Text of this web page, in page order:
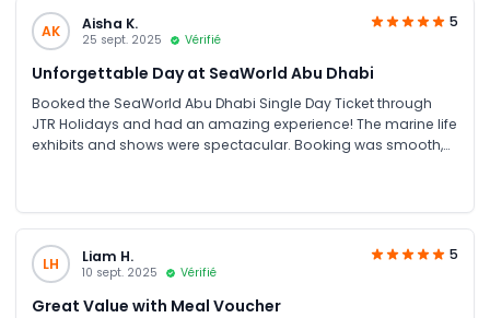
AK Aisha K.
25 sept. 2025 Vérifié
5
Unforgettable Day at SeaWorld Abu Dhabi
Booked the SeaWorld Abu Dhabi Single Day Ticket through
JTR Holidays and had an amazing experience! The marine life
exhibits and shows were spectacular. Booking was smooth,
LH Liam H.
10 sept. 2025 Vérifié
5
Great Value with Meal Voucher